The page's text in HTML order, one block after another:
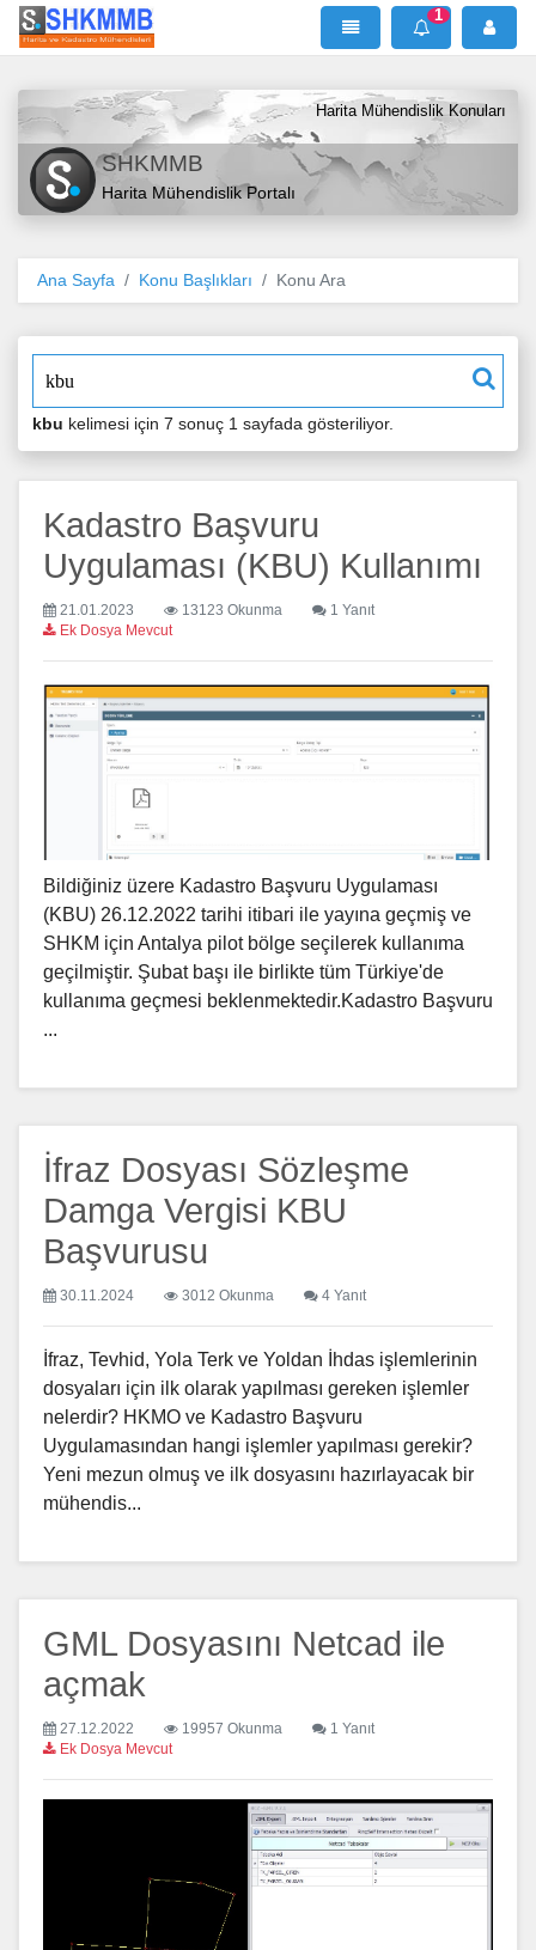
SHKMMB MenÜ Mesaj
1
Harita Mühendislik Konuları
SHKMMB
Harita Mühendislik Portalı
Ana Sayfa Konu Başlıkları Konu Ara
kbu kelimesi için 7 sonuç 1 sayfada gösteriliyor.
Kadastro Başvuru
Uygulaması (KBU) Kullanımı
21.01.2023 13123 Okunma
1 Yanıt
Ek Dosya Mevcut
Bildiğiniz üzere Kadastro Başvuru Uygulaması
(KBU) 26.12.2022 tarihi itibari ile yayına geçmiş ve
SHKM için Antalya pilot bölge seçilerek kullanıma
geçilmiştir. Şubat başı ile birlikte tüm Türkiye'de
kullanıma geçmesi beklenmektedir.Kadastro Başvuru
...
İfraz Dosyası Sözleşme
Damga Vergisi KBU
Başvurusu
30.11.2024 3012 Okunma 4 Yanıt
İfraz, Tevhid, Yola Terk ve Yoldan İhdas işlemlerinin
dosyaları için ilk olarak yapılması gereken işlemler
nelerdir? HKMO ve Kadastro Başvuru
Uygulamasından hangi işlemler yapılması gerekir?
Yeni mezun olmuş ve ilk dosyasını hazırlayacak bir
mühendis...
GML Dosyasını Netcad ile
açmak
27.12.2022 19957 Okunma
1 Yanıt
Ek Dosya Mevcut